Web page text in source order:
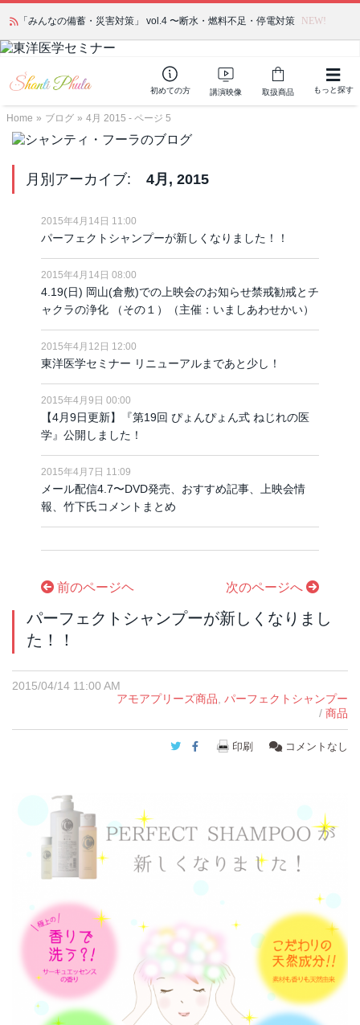
「みんなの備蓄・災害対策」 vol.4 〜断水・燃料不足・停電対策 NEW!
初めての方 講演映像 取扱商品 もっと探す
Home » ブログ » 4月 2015 - ページ 5
月別アーカイブ: 4月, 2015
2015年4月14日 11:00
パーフェクトシャンプーが新しくなりました！！
2015年4月14日 08:00
4.19(日) 岡山(倉敷)での上映会のお知らせ禁戒勧戒とチ
ャクラの浄化 （その１）（主催：いましあわせかい）
2015年4月12日 12:00
東洋医学セミナー リニューアルまであと少し！
2015年4月9日 00:00
【4月9日更新】『第19回 ぴょんぴょん式 ねじれの医
学』公開しました！
2015年4月7日 11:09
メール配信4.7〜DVD発売、おすすめ記事、上映会情
報、竹下氏コメントまとめ
前のページヘ 次のページへ
パーフェクトシャンプーが新しくなりまし
た！！
2015/04/14 11:00 AM
アモアプリーズ商品 パーフェクトシャンプー
/ 商品
Twitter
Facebook
印刷 コメントなし